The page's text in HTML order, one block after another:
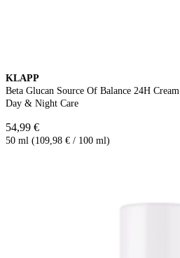
KLAPP
Beta Glucan Source Of Balance 24H Cream
Day & Night Care
54,99 €
50 ml (109,98 € / 100 ml)